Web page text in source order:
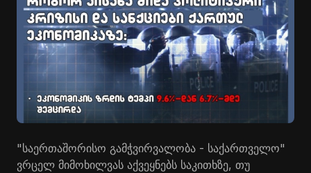
"საერთაშორისო გამჭვირვალობა - საქართველო"
ვრცელ მიმოხილვას აქვეყნებს საკითხზე, თუ